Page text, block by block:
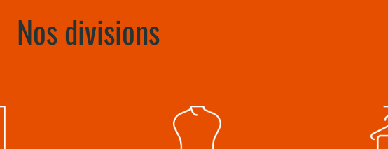
Nos divisions